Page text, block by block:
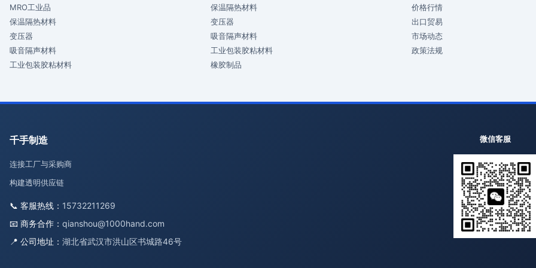
MRO工业品
保温隔热材料
变压器
吸音隔声材料
工业包装胶粘材料
保温隔热材料
变压器
吸音隔声材料
工业包装胶粘材料
橡胶制品
价格行情
出口贸易
市场动态
政策法规
千手制造
连接工厂与采购商
构建透明供应链
📞 客服热线： 15732211269
📧 商务合作： qianshou@1000hand.com
📍 公司地址： 湖北省武汉市洪山区书城路46号
微信客服